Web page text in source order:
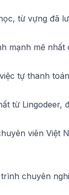
từ vựng đã
mạnh mẽ nhất
tự thanh
từ Lingodeer,
viên Việt
chuyên